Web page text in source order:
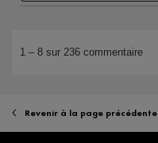
Revenir à la page précédente